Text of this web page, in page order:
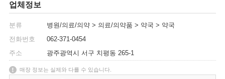
업체정보
분류
병원/의료/의약 > 의료/의약품 > 약국 > 약국
전화번호
062-371-0454
주소
광주광역시 서구 치평동 265-1
매장 정보는 실제와 다를 수 있습니다.